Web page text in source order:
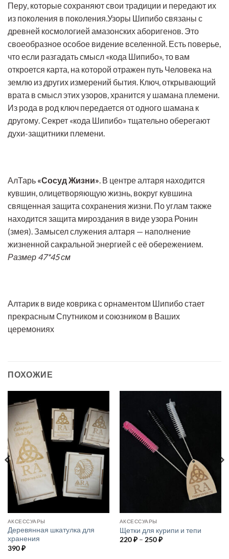
Перу, которые сохраняют свои традиции и передают их
из поколения в поколения.Узоры Шипибо связаны с
древней космологией амазонских аборигенов. Это
своеобразное особое видение вселенной. Есть поверье,
что если разгадать смысл «кода Шипибо», то вам
откроется карта, на которой отражен путь Человека на
землю из других измерений бытия. Ключ, открывающий
врата в смысл этих узоров, хранится у шамана племени.
Из рода в род ключ передается от одного шамана к
другому. Секрет «кода Шипибо» тщательно оберегают
духи-защитники племени.
АлТарь «Сосуд Жизни» . В центре алтаря находится
кувшин, олицетворяющую жизнь, вокруг кувшина
священная защита сохранения жизни. По углам также
находится защита мироздания в виде узора Ронин
(змея). Замысел служения алтаря — наполнение
жизненной сакральной энергией с её обережением.
Размер 47*45 см
Алтарик в виде коврика с орнаментом Шипибо стает
прекрасным Спутником и союзником в Ваших
церемониях
ПОХОЖИЕ
АКСЕССУАРЫ
Деревянная шкатулка для
хранения
390₽
АКСЕССУАРЫ
Щетки для курипи и тепи
220₽ – 250₽Диапазон